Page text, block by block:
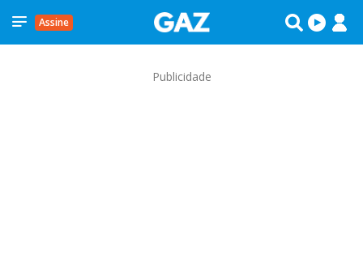
Assine
Publicidade